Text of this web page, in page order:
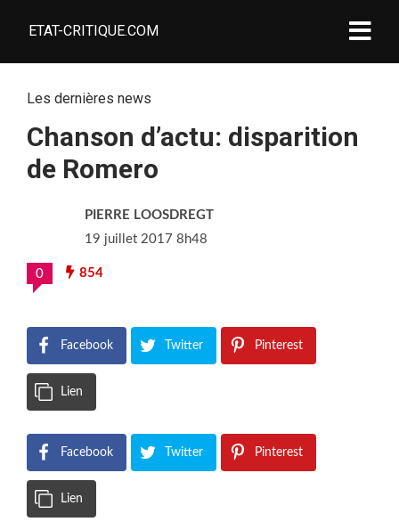
ETAT-CRITIQUE.COM
Les dernières news
Chanson d’actu: disparition
de Romero
PIERRE LOOSDREGT
19 juillet 2017 8h48
0 854
Facebook Twitter Pinterest
Lien
Facebook Twitter Pinterest
Lien